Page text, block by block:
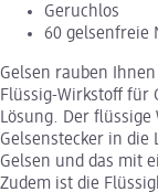
Geruchlos
60 gelsenfreie
Gelsen rauben
Flüssig-Wirkstoff für
Lösung. Der
Gelsenstecker in die
Gelsen und das mit
Zudem ist die